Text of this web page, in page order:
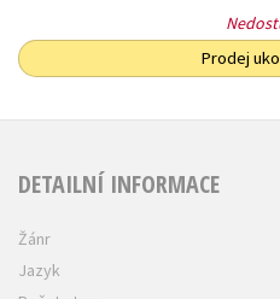
Prodej
DETAILNÍ INFORMACE
Žánr
Jazyk